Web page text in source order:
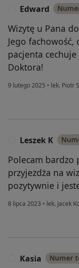
Edward
Wizytę u Pana
Jego fachowość,
pacjenta
Doktora!
9 lutego 2025 • lek. Piotr
Leszek K
Polecam bardzo
przyjezdża na
pozytywnie i
8 lipca 2023 • lek. Jacek
Kasia Numer